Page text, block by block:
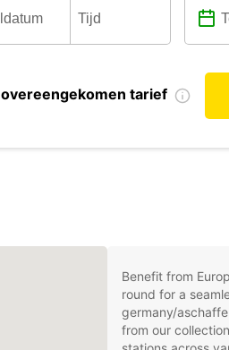
overeengekomen tarief
Benefit from
round for a
germany/
from our